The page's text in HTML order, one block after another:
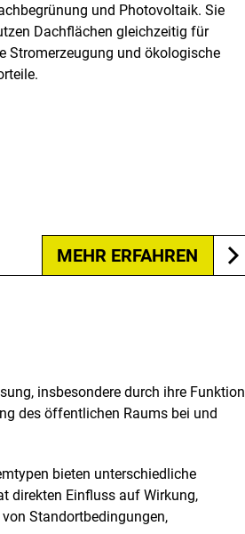
und Photovoltaik. Sie
Dachflächen gleichzeitig für
Stromerzeugung und ökologische
MEHR ERFAHREN
insbesondere durch ihre Funktion
des öffentlichen Raums bei und
bieten unterschiedliche
direkten Einfluss auf Wirkung,
Standortbedingungen,